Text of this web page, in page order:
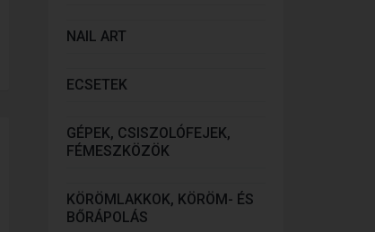
NAIL ART
ECSETEK
GÉPEK, CSISZOLÓFEJEK,
FÉMESZKÖZÖK
KÖRÖMLAKKOK, KÖRÖM- ÉS
BŐRÁPOLÁS